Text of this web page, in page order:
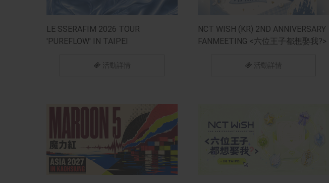
LE SSERAFIM 2026 TOUR
'PUREFLOW' IN TAIPEI
活動詳情
NCT WISH (KR) 2ND ANNIVERSARY
FANMEETING <六位王子都想娶我?>
活動詳情